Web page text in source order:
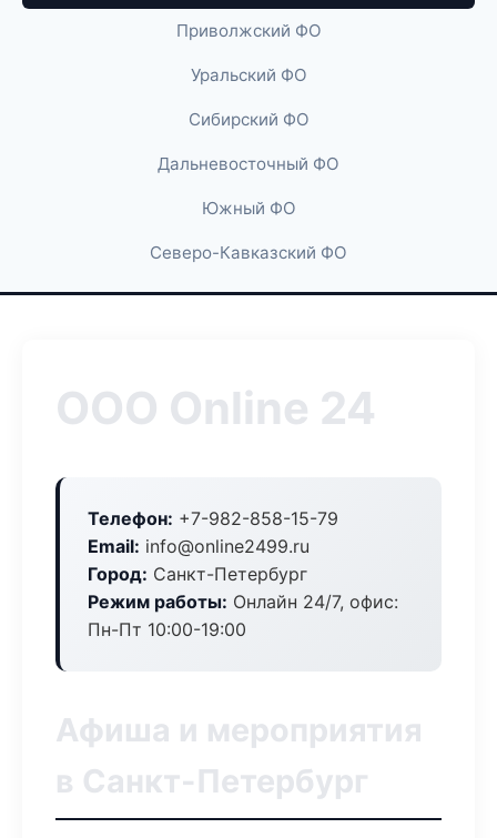
Приволжский ФО
Уральский ФО
Сибирский ФО
Дальневосточный ФО
Южный ФО
Северо-Кавказский ФО
ООО Online 24
Телефон: +7-982-858-15-79
Email: info@online2499.ru
Город: Санкт-Петербург
Режим работы: Онлайн 24/7, офис:
Пн-Пт 10:00-19:00
Афиша и мероприятия
в Санкт-Петербург